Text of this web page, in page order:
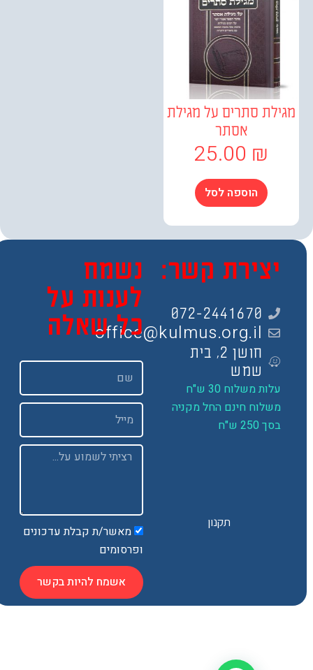
סתרים על מגילת
25.00
הוספה לסל
קשר:
072-2441670
office@kulmus.org.il
חושן 2, בית
שמש
משלוח 30 ש"ח
חינם החל מקניה
נשמח
לענות על
כל שאלה
Email
Message
מאשר/ת קבלת עדכונים
ופרסומים
אשמח להיות בקשר